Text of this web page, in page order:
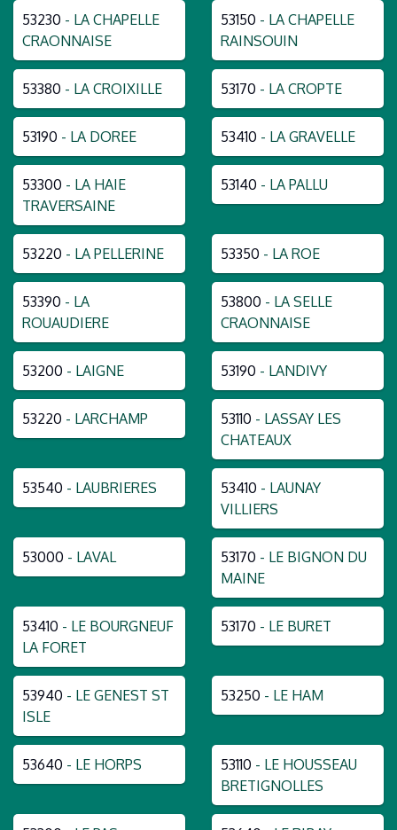
53230 - LA CHAPELLE
CRAONNAISE
53150 - LA CHAPELLE
RAINSOUIN
53380 - LA CROIXILLE 53170 - LA CROPTE
53190 - LA DOREE 53410 - LA GRAVELLE
53300 - LA HAIE
TRAVERSAINE
53140 - LA PALLU
53220 - LA PELLERINE 53350 - LA ROE
53390 - LA
ROUAUDIERE
53800 - LA SELLE
CRAONNAISE
53200 - LAIGNE 53190 - LANDIVY
53220 - LARCHAMP 53110 - LASSAY LES
CHATEAUX
53540 - LAUBRIERES 53410 - LAUNAY
VILLIERS
53000 - LAVAL 53170 - LE BIGNON DU
MAINE
53410 - LE BOURGNEUF
LA FORET
53170 - LE BURET
53940 - LE GENEST ST
ISLE
53250 - LE HAM
53640 - LE HORPS 53110 - LE HOUSSEAU
BRETIGNOLLES